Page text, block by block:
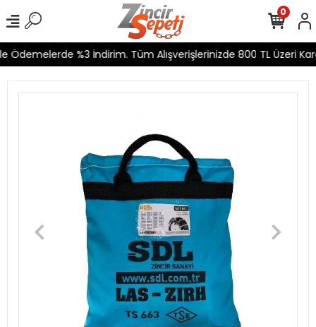
%3 İndirim. Tüm Alışverişlerinizde 800 TL Üzeri
0